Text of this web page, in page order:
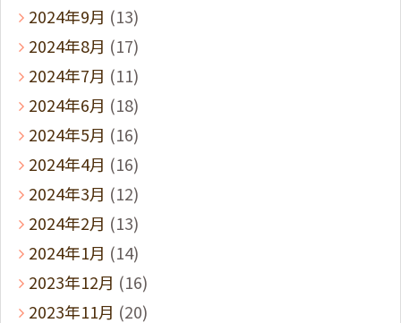
2024年9月 (13)
2024年8月 (17)
2024年7月 (11)
2024年6月 (18)
2024年5月 (16)
2024年4月 (16)
2024年3月 (12)
2024年2月 (13)
2024年1月 (14)
2023年12月 (16)
2023年11月 (20)